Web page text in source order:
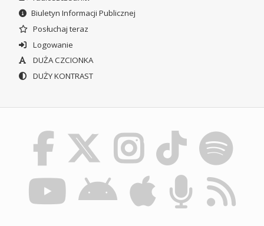
Biuletyn Informacji Publicznej
Posłuchaj teraz
Logowanie
DUŻA CZCIONKA
DUŻY KONTRAST